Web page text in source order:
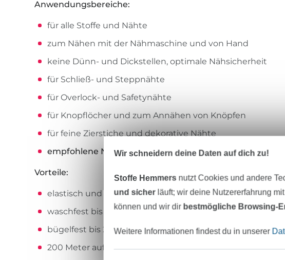
Anwendungsbereiche:
für alle Stoffe und Nähte
zum Nähen mit der Nähmaschine und von Hand
keine Dünn- und Dickstellen, optimale Nähsicherheit
für Schließ- und Steppnähte
für Overlock- und Safetynähte
für Knopflöcher und zum Annähen von Knöpfen
für feine Zierstiche und dekorative Nähte
empfohlene Nadel und Nadelstärke:Universalnadel NM
Vorteile:
elastisch und reißfest
waschfest bis 95° C
bügelfest bis 200° C
200 Meter auf der Spule
Wir schneidern deine Daten auf dich zu!
Stoffe Hemmers nutzt Cookies und andere
und sicherläuft; wir deine Nutzererfahrung
können und wir dir bestmögliche Browsing-
Weitere Informationen findest du in unserer